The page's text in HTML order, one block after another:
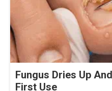
Fungus Dries Up
First Use